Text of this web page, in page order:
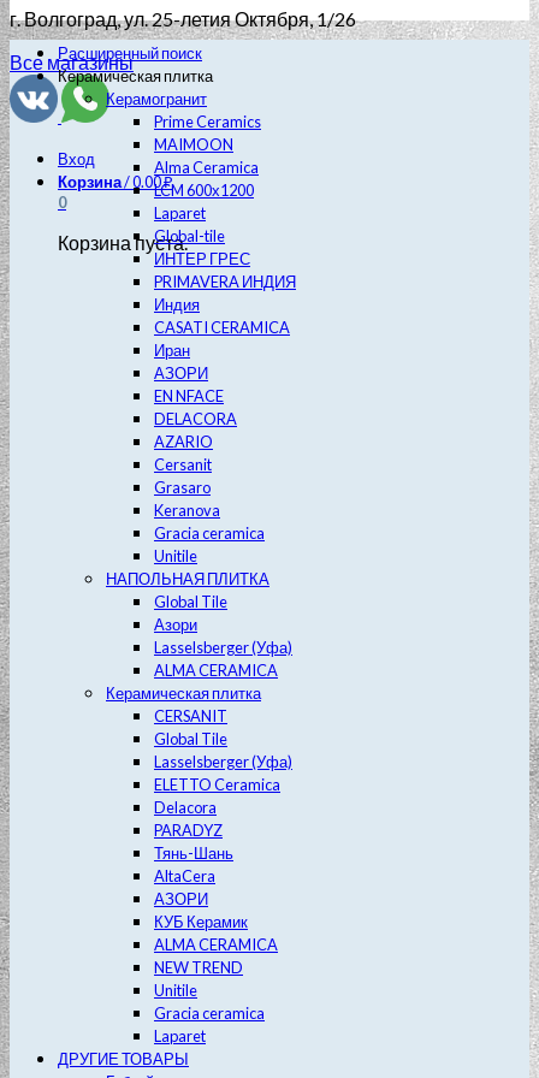
г. Волгоград, ул. 25-летия Октября, 1/26
Все магазины
Вход
Корзина/0.00₽
0
Корзина пуста.
Расширенный поиск
Керамическая плитка
Керамогранит
Prime Ceramics
MAIMOON
Alma Ceramica
LCM 600х1200
Laparet
Global-tile
ИНТЕР ГРЕС
PRIMAVERA ИНДИЯ
Индия
CASATI CERAMICA
Иран
АЗОРИ
EN NFACE
DELACORA
AZARIO
Cersanit
Grasaro
Keranova
Gracia ceramica
Unitile
НАПОЛЬНАЯ ПЛИТКА
Global Tile
Азори
Lasselsberger (Уфа)
ALMA CERAMICA
Керамическая плитка
CERSANIT
Global Tile
Lasselsberger (Уфа)
ELETTO Ceramica
Delacora
PARADYZ
Тянь-Шань
AltaCera
АЗОРИ
КУБ Керамик
ALMA CERAMICA
NEW TREND
Unitile
Gracia ceramica
Laparet
ДРУГИЕ ТОВАРЫ